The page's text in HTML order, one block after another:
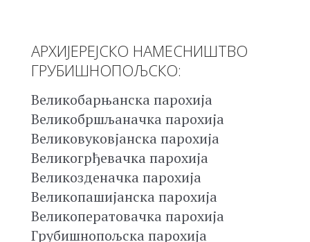
АРХИЈЕРЕЈСКО НАМЕСНИШТВО
ГРУБИШНОПОЉСКО:
Великобарњанска парохија
Великобршљаначка парохија
Великовуковјанска парохија
Великогрђевачка парохија
Великозденачка парохија
Великопашијанска парохија
Великоператовачка парохија
Грубишнопољска парохија